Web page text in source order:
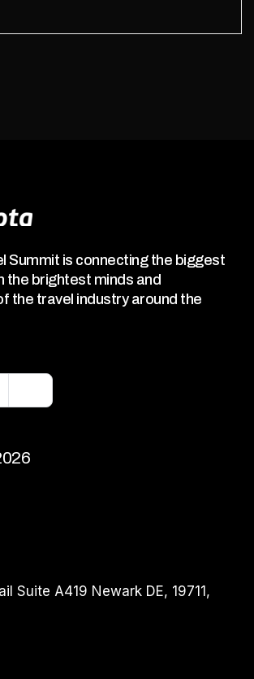
Summit is connecting the biggest
the brightest minds and
the travel industry around the
Suite A419 Newark DE, 19711,